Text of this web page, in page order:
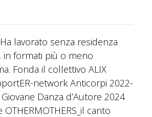
lavorato senza residenza
formati più o meno
Fonda il collettivo ALIX
network Anticorpi 2022-
Danza d’Autore 2024
canto